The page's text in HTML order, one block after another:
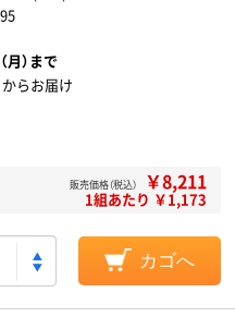
月）まで
らお届け
販売価格（税込） ￥8,211
1組あたり ￥1,173
カゴへ